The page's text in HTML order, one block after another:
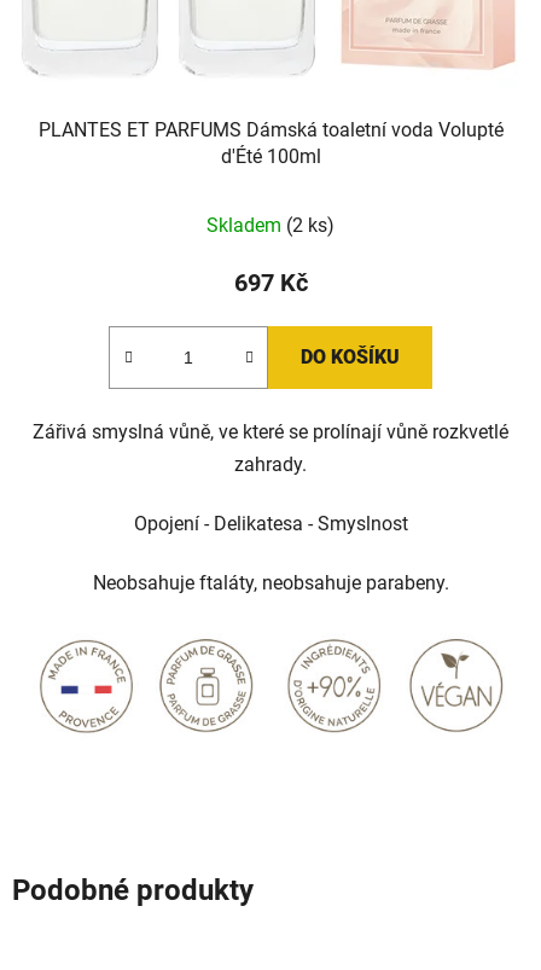
PLANTES ET PARFUMS Dámská toaletní voda Volupté
d'Été 100ml
Skladem (2 ks)
697 Kč
DO KOŠÍKU
Zářivá smyslná vůně, ve které se prolínají vůně rozkvetlé
zahrady.
Opojení - Delikatesa - Smyslnost
Neobsahuje ftaláty, neobsahuje parabeny.
Podobné produkty